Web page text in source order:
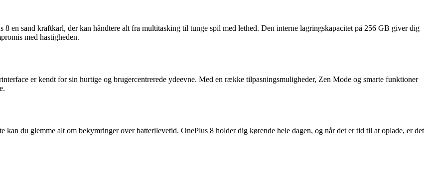
en sand kraftkarl, der kan håndtere alt fra multitasking til tunge spil med lethed. Den interne lagringskapacitet på 256 GB giver dig
med hastigheden.
er kendt for sin hurtige og brugercentrerede ydeevne. Med en række tilpasningsmuligheder, Zen Mode og smarte funktioner
du glemme alt om bekymringer over batterilevetid. OnePlus 8 holder dig kørende hele dagen, og når det er tid til at oplade, er det